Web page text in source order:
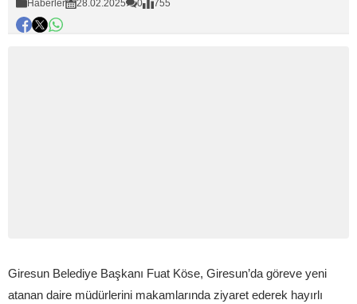
Haberler 28.02.2025 0 755
Giresun Belediye Başkanı Fuat Köse, Giresun’da göreve yeni
atanan daire müdürlerini makamlarında ziyaret ederek hayırlı